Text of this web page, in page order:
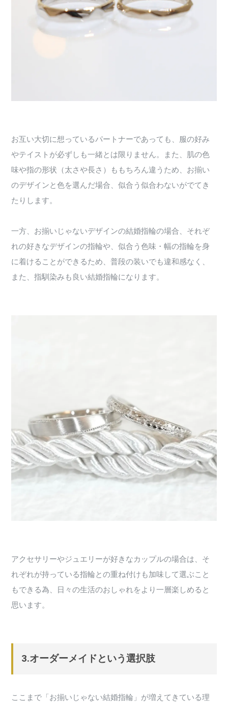
お互い大切に想っているパートナーであっても、服の好み
やテイストが必ずしも一緒とは限りません。また、肌の色
味や指の形状（太さや長さ）ももちろん違うため、お揃い
のデザインと色を選んだ場合、似合う似合わないがでてき
たりします。
一方、お揃いじゃないデザインの結婚指輪の場合、それぞ
れの好きなデザインの指輪や、似合う色味・幅の指輪を身
に着けることができるため、普段の装いでも違和感なく、
また、指馴染みも良い結婚指輪になります。
アクセサリーやジュエリーが好きなカップルの場合は、そ
れぞれが持っている指輪との重ね付けも加味して選ぶこと
もできる為、日々の生活のおしゃれをより一層楽しめると
思います。
3.オーダーメイドという選択肢
ここまで「お揃いじゃない結婚指輪」が増えてきている理